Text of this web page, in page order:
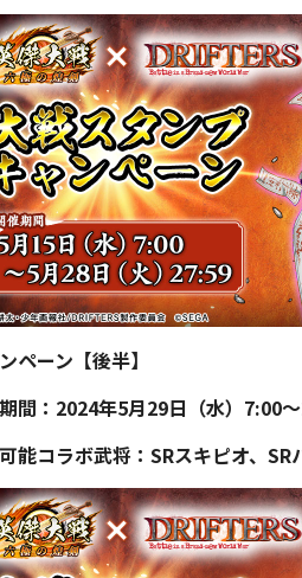
ペーン【後半】
間：2024年5月29日（水）7:00
能コラボ武将：SRスキピオ、SR